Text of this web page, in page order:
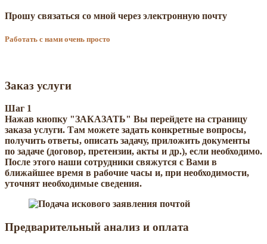
Прошу связаться со мной через электронную почту
Работать с нами очень просто
Заказ услуги
Шаг 1
Нажав кнопку "ЗАКАЗАТЬ" Вы перейдете на страницу
заказа услуги. Там можете задать конкретные вопросы,
получить ответы, описать задачу, приложить документы
по задаче (договор, претензии, акты и др.), если необходимо.
После этого наши сотрудники свяжутся с Вами в
ближайшее время в рабочие часы и, при необходимости,
уточнят необходимые сведения.
Предварительный анализ и оплата